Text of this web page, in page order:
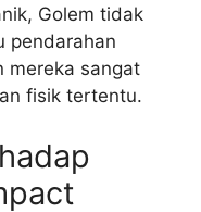
Golem tidak
pendarahan
mereka sangat
fisik tertentu.